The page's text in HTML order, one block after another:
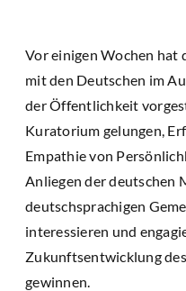
Vor einigen Wochen hat
mit den Deutschen im
der Öffentlichkeit
Kuratorium gelungen,
Empathie von
Anliegen der deutschen
deutschsprachigen
interessieren und
Zukunftsentwicklung
gewinnen.